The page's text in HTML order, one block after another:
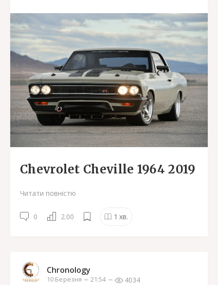
Chevrolet Cheville 1964 2019
Читати повністю
0 2.00 1 хв.
Chronology
10 Березня 21:54 4034